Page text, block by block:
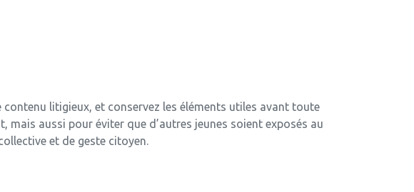
litigieux, et conservez les éléments utiles avant toute
aussi pour éviter que d’autres jeunes soient exposés au
et de geste citoyen.